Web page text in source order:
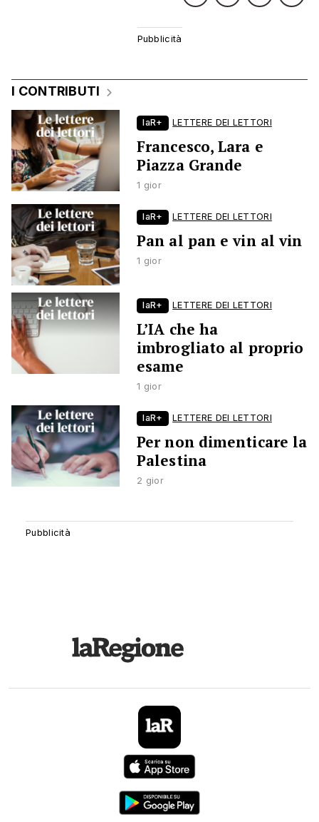
I CONTRIBUTI
laR+ LETTERE DEI LETTORI
Francesco, Lara e
Piazza Grande
1 gior
laR+ LETTERE DEI LETTORI
Pan al pan e vin al vin
1 gior
laR+ LETTERE DEI LETTORI
L’IA che ha
imbrogliato al proprio
esame
1 gior
laR+ LETTERE DEI LETTORI
Per non dimenticare la
Palestina
2 gior